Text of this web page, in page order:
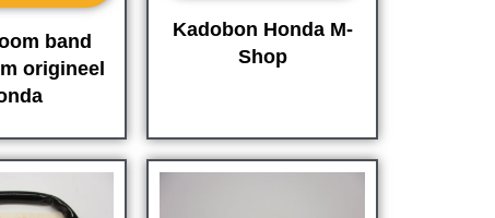
band
origineel
Kadobon Honda M-
Shop